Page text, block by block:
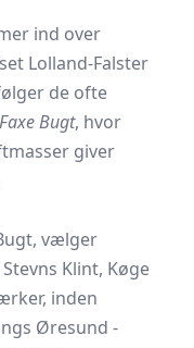
ind over
Lolland-Falster
de ofte
Faxe Bugt, hvor
giver
vælger
Klint, Køge
inden
Øresund -